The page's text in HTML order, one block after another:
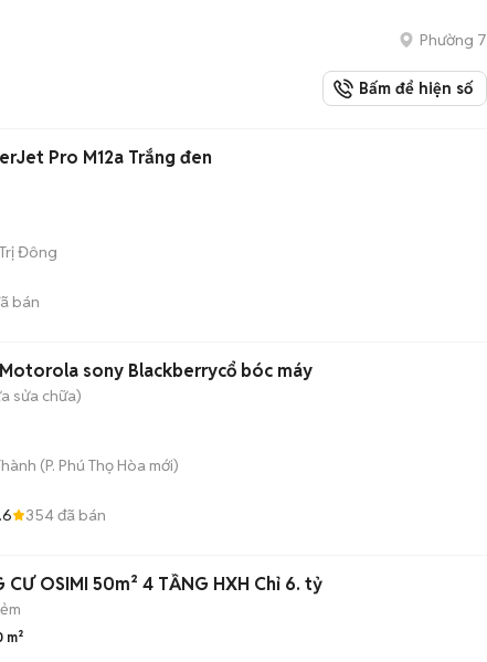
Phường 7
Bấm để hiện số
Pro M12a Trắng đen
Đông
bán
sony Blackberrycổ bóc máy
sửa chữa)
(P. Phú Thọ Hòa mới)
354đã bán
CƯ OSIMI 50m² 4 TẦNG HXH Chỉ 6. tỷ
m²